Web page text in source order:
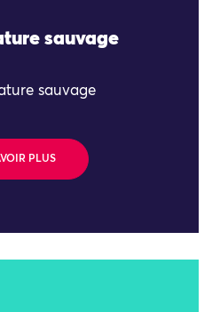
sauvage
sauvage
PLUS